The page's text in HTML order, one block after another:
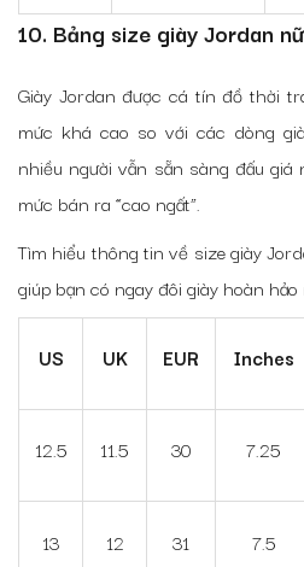
10. Bảng size giày Jordan nữ
Giày Jordan được cá tín đồ thời
mức khá cao so với các dòng
nhiều người vẫn sẵn sàng đấu
mức bán ra “cao ngất”.
Tìm hiểu thông tin về size giày
giúp bạn có ngay đôi giày hoàn hảo
US UK EUR Inches
12.5 11.5 30 7.25
13 12 31 7.5